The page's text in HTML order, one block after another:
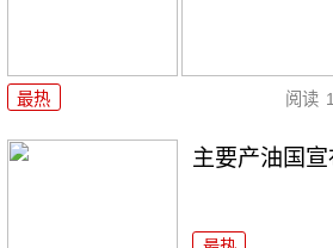
最热 阅读
主要产油国